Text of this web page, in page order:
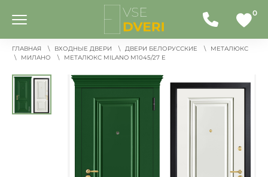
0
ГЛАВНАЯ ВХОДНЫЕ ДВЕРИ ДВЕРИ БЕЛОРУССКИЕ
МЕТАЛЮКС
МИЛАНО
МЕТАЛЮКС MILANO M1045/27 E